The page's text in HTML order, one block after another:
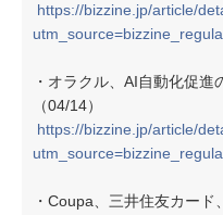
https://bizzine.jp/article/
・オラクル、AI自動化促
（04/14）
https://bizzine.jp/article/
・Coupa、三井住友カー